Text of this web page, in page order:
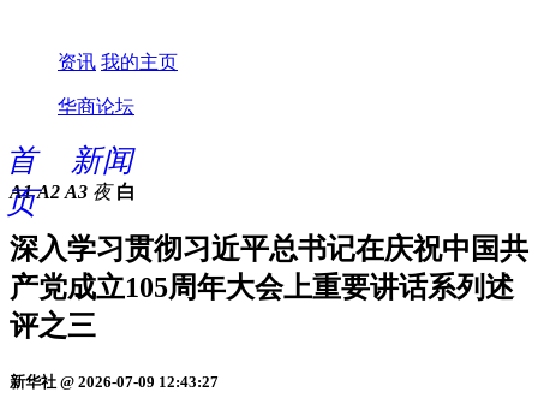
资讯 我的主页
华商论坛
首
页
新闻
A1 A2 A3 夜 白
深入学习贯彻习近平总书记在庆祝中国共
产党成立105周年大会上重要讲话系列述
评之三
新华社 @ 2026-07-09 12:43:27